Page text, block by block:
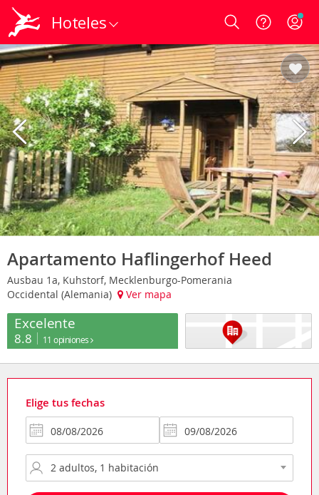
Hoteles Login
Apartamento Haflingerhof Heed
Ausbau 1a, Kuhstorf, Mecklenburgo-Pomerania
Occidental (Alemania)
Ver mapa
Excelente
8.8 11 opiniones
Elige tus fechas